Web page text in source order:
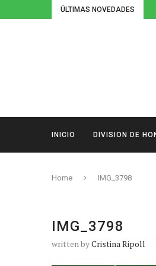
ÚLTIMAS NOVEDADES
INICIO DIVISION DE
Home IMG_3798
IMG_3798
written byCristina Ripoll